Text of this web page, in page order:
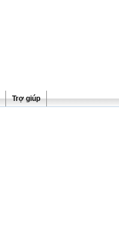
Trợ giúp